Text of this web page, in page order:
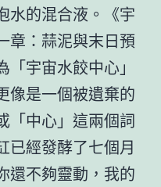
水的混合液。《宇
章：蒜泥與末日預
宇宙水餃中心」
像是一個被遺棄的
「中心」這兩個詞
已經發酵了七個月
還不夠靈動，我的